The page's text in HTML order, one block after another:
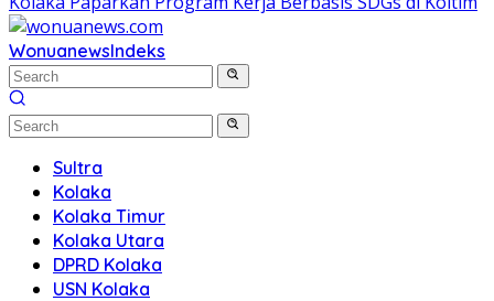
WonuanewsIndeks
Sultra
Kolaka
Kolaka Timur
Kolaka Utara
DPRD Kolaka
USN Kolaka